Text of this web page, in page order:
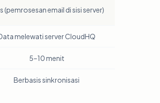
(pemrosesan email di sisi server)
melewati server CloudHQ
5–10 menit
Berbasis sinkronisasi